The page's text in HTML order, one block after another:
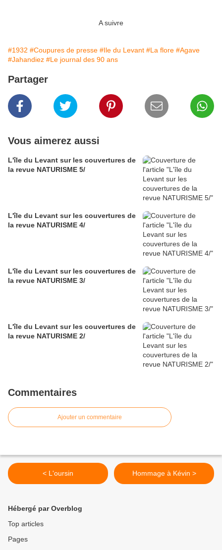
A suivre
#1932 #Coupures de presse #Ile du Levant #La flore #Agave
#Jahandiez #Le journal des 90 ans
Partager
Vous aimerez aussi
L'île du Levant sur les couvertures de
la revue NATURISME 5/
L'île du Levant sur les couvertures de
la revue NATURISME 4/
L'île du Levant sur les couvertures de
la revue NATURISME 3/
L'île du Levant sur les couvertures de
la revue NATURISME 2/
Commentaires
Ajouter un commentaire
< L'oursin Hommage à Kévin >
Hébergé par Overblog
Top articles
Pages